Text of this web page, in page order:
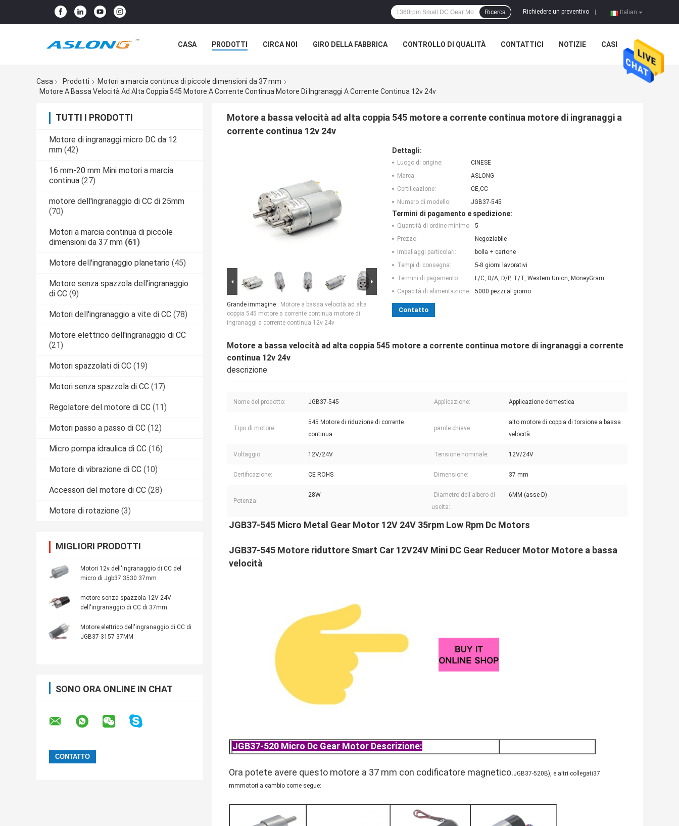
Italian
Richiedere un preventivo
Ricerca
CASA PRODOTTI CIRCA NOI GIRO DELLA FABBRICA CONTROLLO DI QUALITÀ CONTATTICI NOTIZIE CASI
Casa Prodotti
Motori a marcia continua di piccole dimensioni da 37 mm
Motore A Bassa Velocità Ad Alta Coppia 545 Motore A Corrente Continua Motore Di Ingranaggi A Corrente Continua 12v 24v
TUTTI I PRODOTTI
Motore di ingranaggi micro DC da 12
mm (42)
16 mm-20 mm Mini motori a marcia
continua (27)
motore dell'ingranaggio di CC di 25mm
(70)
Motori a marcia continua di piccole
dimensioni da 37 mm (61)
Motore dell'ingranaggio planetario (45)
Motore senza spazzola dell'ingranaggio
di CC (9)
Motori dell'ingranaggio a vite di CC (78)
Motore elettrico dell'ingranaggio di CC
(21)
Motori spazzolati di CC (19)
Motori senza spazzola di CC (17)
Regolatore del motore di CC (11)
Motori passo a passo di CC (12)
Micro pompa idraulica di CC (16)
Motore di vibrazione di CC (10)
Accessori del motore di CC (28)
Motore di rotazione (3)
MIGLIORI PRODOTTI
Motori 12v dell'ingranaggio di CC del
micro di Jgb37 3530 37mm
motore senza spazzola 12V 24V
dell'ingranaggio di CC di 37mm
Motore elettrico dell'ingranaggio di CC di
JGB37-3157 37MM
SONO ORA ONLINE IN CHAT
Motore a bassa velocità ad alta coppia 545 motore a corrente continua motore di ingranaggi a
corrente continua 12v 24v
Grande immagine : Motore a bassa velocità ad alta
coppia 545 motore a corrente continua motore di
ingranaggi a corrente continua 12v 24v
Dettagli:
Luogo di origine:
CINESE
Marca:
ASLONG
Certificazione:
CE,CC
Numero di modello:
JGB37-545
Termini di pagamento e spedizione:
Quantità di ordine minimo:
5
Prezzo:
Negoziabile
Imballaggi particolari:
bolla + cartone
Tempi di consegna:
5-8 giorni lavorativi
Termini di pagamento:
L/C, D/A, D/P, T/T, Western Union, MoneyGram
Capacità di alimentazione:
5000 pezzi al giorno
Contatto
Motore a bassa velocità ad alta coppia 545 motore a corrente continua motore di ingranaggi a corrente
continua 12v 24v
descrizione
Nome del prodotto: JGB37-545 Applicazione: Applicazione domestica
Tipo di motore:
545 Motore di riduzione di corrente
continua
parole chiave:
alto motore di coppia di torsione a bassa
velocità
Voltaggio: 12V/24V Tensione nominale: 12V/24V
Certificazione: CE ROHS Dimensione: 37 mm
Potenza:
28W
Diametro dell'albero di
uscita:
6MM (asse D)
JGB37-545 Micro Metal Gear Motor 12V 24V 35rpm Low Rpm Dc Motors
JGB37-545 Motore riduttore Smart Car 12V24V Mini DC Gear Reducer Motor Motore a bassa
velocità
JGB37-520 Micro Dc Gear Motor Descrizione:
Ora potete avere questo motore a 37 mm con codificatore magnetico.JGB37-520B) , e altri collegati37
mmmotori a cambio come segue: